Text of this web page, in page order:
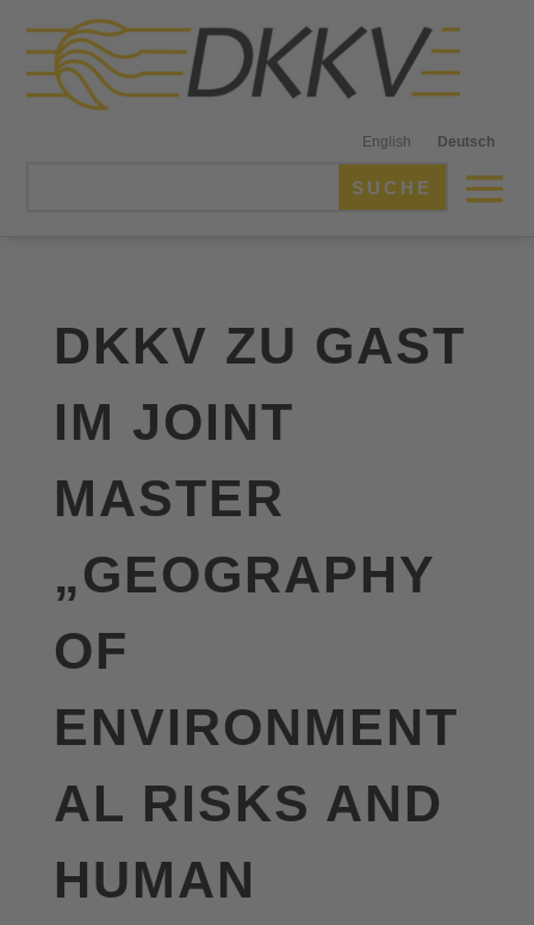
English Deutsch
DKKV ZU GAST
IM JOINT
MASTER
„GEOGRAPHY
OF
ENVIRONMENT
AL RISKS AND
HUMAN